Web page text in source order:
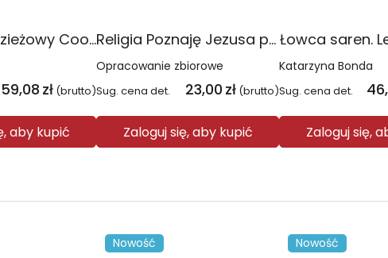
Plecak młodzieżowy Coolpack Jerry Daisy Black
zł (brutto)
aby kupić
Religia Poznaję Jezusa podręcznik dla klasy 3 szkoły podstawowej
Opracowanie zbiorowe
Sug. cena det. 23,00 zł (brutto)
Zaloguj się, aby kupić
Łowca saren.
Katarzyna Bonda
Sug. cena det.
Zaloguj się,
Nowość Nowość